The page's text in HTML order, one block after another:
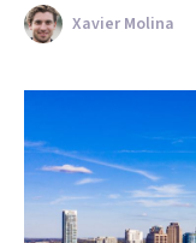
Xavier Molina